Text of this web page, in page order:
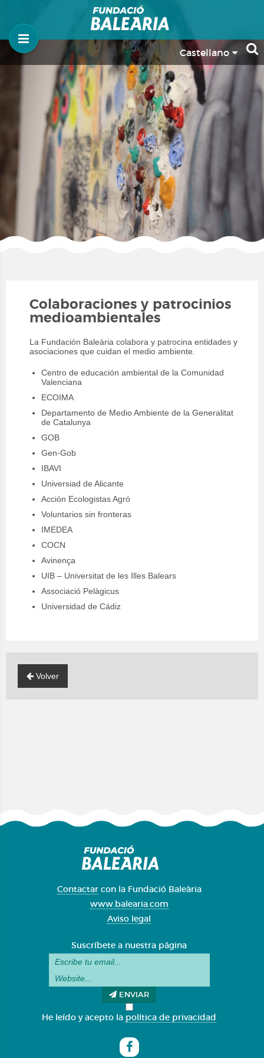
Castellano
Colaboraciones y patrocinios
medioambientales
La Fundación Baleària colabora y patrocina entidades y
asociaciones que cuidan el medio ambiente.
Centro de educación ambiental de la Comunidad
Valenciana
ECOIMA
Departamento de Medio Ambiente de la Generalitat
de Catalunya
GOB
Gen-Gob
IBAVI
Universiad de Alicante
Acción Ecologistas Agró
Voluntarios sin fronteras
IMEDEA
COCN
Avinença
UIB – Universitat de les Illes Balears
Associació Pelàgicus
Universidad de Cádiz
Volver
Contactarcon la Fundació Baleària
www.balearia.com
Aviso legal
Suscríbete a nuestra página
ENVIAR
He leído y acepto la política de privacidad